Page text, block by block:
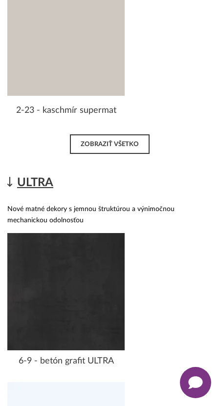
2-23 - kaschmír supermat
ZOBRAZIŤ VŠETKO
ULTRA
Nové matné dekory s jemnou štruktúrou a výnimočnou
mechanickou odolnosťou
6-9 - betón grafit ULTRA